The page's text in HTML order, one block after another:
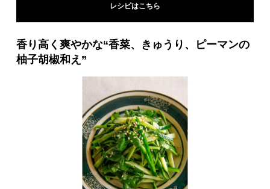
レシピはこちら
香り高く爽やかな“香菜、きゅうり、ピーマンの
柚子胡椒和え”